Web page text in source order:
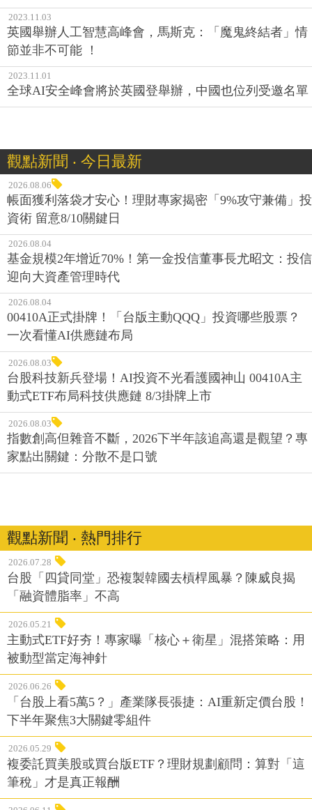
2023.11.03
英國舉辦人工智慧高峰會，馬斯克：「魔鬼終結者」情
節並非不可能 ！
2023.11.01
全球AI安全峰會將於英國登舉辦，中國也位列受邀名單
觀點新聞 ‧ 今日最新
2026.08.06
帳面獲利落袋才安心！理財專家揭密「9%攻守兼備」投
資術 留意8/10關鍵日
2026.08.04
基金規模2年增近70%！第一金投信董事長尤昭文：投信
迎向大資產管理時代
2026.08.04
00410A正式掛牌！「台版主動QQQ」投資哪些股票？
一次看懂AI供應鏈布局
2026.08.03
台股科技新兵登場！AI投資不光看護國神山 00410A主
動式ETF布局科技供應鏈 8/3掛牌上市
2026.08.03
指數創高但雜音不斷，2026下半年該追高還是觀望？專
家點出關鍵：分散不是口號
觀點新聞 ‧ 熱門排行
2026.07.28
台股「四貸同堂」恐複製韓國去槓桿風暴？陳威良揭
「融資體脂率」不高
2026.05.21
主動式ETF好夯！專家曝「核心＋衛星」混搭策略：用
被動型當定海神針
2026.06.26
「台股上看5萬5？」產業隊長張捷：AI重新定價台股！
下半年聚焦3大關鍵零組件
2026.05.29
複委託買美股或買台版ETF？理財規劃顧問：算對「這
筆稅」才是真正報酬